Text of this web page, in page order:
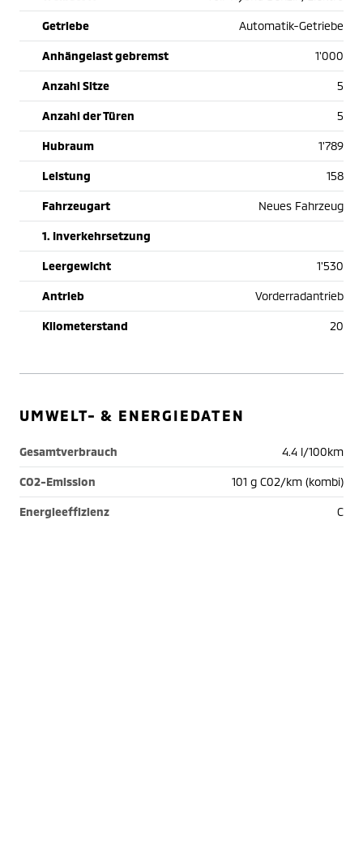
Getriebe Automatik-Getriebe
Anhängelast gebremst 1'000
Anzahl Sitze 5
Anzahl der Türen 5
Hubraum 1'789
Leistung 158
Fahrzeugart Neues Fahrzeug
1. Inverkehrsetzung
Leergewicht 1'530
Antrieb Vorderradantrieb
Kilometerstand 20
UMWELT- & ENERGIEDATEN
Gesamtverbrauch 4.4 l/100km
CO2-Emission 101 g C02/km (kombi)
Energieeffizienz C